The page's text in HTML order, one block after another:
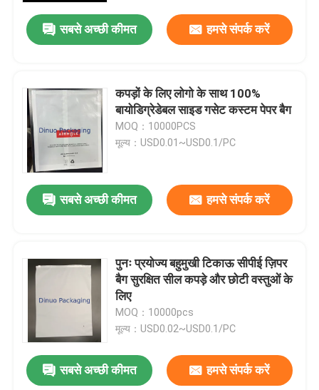
उत्पादों
वीडियो
सबसे अच्छी कीमत हमसे संपर्क करें
कपड़ों के लिए लोगो के साथ 100%
बायोडिग्रेडेबल साइड गसेट कस्टम पेपर बैग
MOQ：10000PCS
मूल्य：USD0.01~USD0.1/PC
सबसे अच्छी कीमत हमसे संपर्क करें
पुनः प्रयोज्य बहुमुखी टिकाऊ सीपीई ज़िपर
बैग सुरक्षित सील कपड़े और छोटी वस्तुओं के
लिए
MOQ：10000pcs
मूल्य：USD0.02~USD0.1/PC
सबसे अच्छी कीमत हमसे संपर्क करें
मजबूत स्व चिपकने वाला क्राफ्ट बबल पैकेज लिफाफा 345x465 मिमी #K लाइटवेट